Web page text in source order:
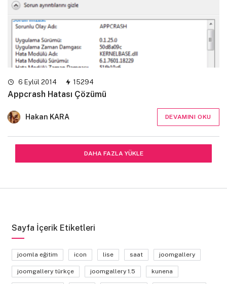
6 Eylül 2014 15294
Appcrash Hatası Çözümü
Hakan KARA DEVAMINI OKU
DAHA FAZLA YÜKLE
Sayfa İçerik Etiketleri
joomla eğitim icon lise saat joomgallery
joomgallery türkçe joomgallery 1.5 kunena